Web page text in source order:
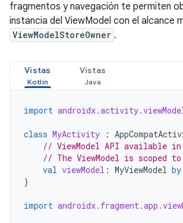
fragmentos y navegación te permiten
instancia del ViewModel con el alcance
ViewModelStoreOwner .
Vistas Vistas
import
class MyActivity :
// ViewModel API
// The ViewModel is scoped
val viewModel : MyViewModel by
}
import